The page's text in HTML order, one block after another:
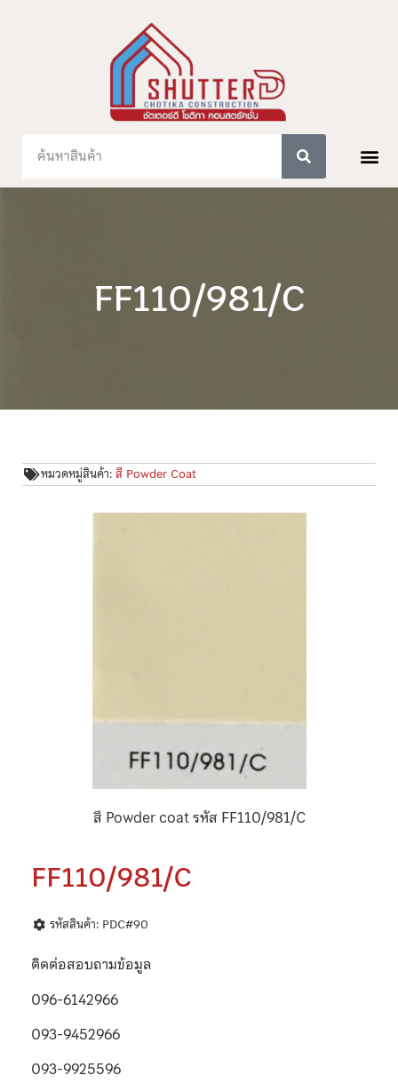
FF110/981/C
หมวดหมู่สินค้า:สี Powder Coat
สี Powder coat รหัส FF110/981/C
FF110/981/C
รหัสสินค้า: PDC#90
ติดต่อสอบถามข้อมูล
096-6142966
093-9452966
093-9925596